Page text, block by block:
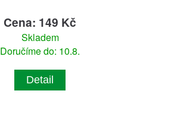
Cena: 149 Kč
Skladem
Doručíme do: 10.8.
Detail